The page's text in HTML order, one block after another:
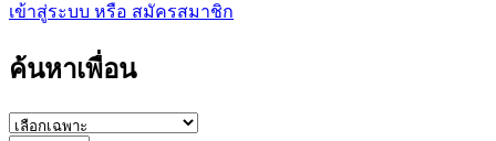
เข้าสู่ระบบ หรือ สมัครสมาชิก
ค้นหาเพื่อน